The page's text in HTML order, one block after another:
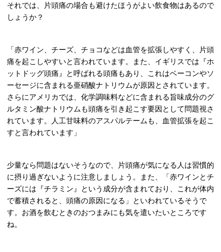
それでは、片頭痛の場合も避けたほうがよい飲食物はあるので
しょうか？
「赤ワイン、チーズ、チョコなどは血管を拡張しやすく、片頭
痛を起こしやすいと言われています。また、イギリスでは『ホ
ットドッグ頭痛』と呼ばれる頭痛もあり、これはベーコンやソ
ーセージに含まれる亜硝酸ナトリウムが原因とされています。
さらにアメリカでは、化学調味料などに含まれる旨味成分のグ
ルタミン酸ナトリウムも頭痛を引き起こす要因として問題視さ
れています。人工甘味料のアスパルテームも、血管拡張を起こ
すと言われています」
少量なら問題はないそうなので、片頭痛が気になる人は習慣的
に摂り過ぎないように注意しましょう。また、「赤ワインとチ
ーズには『チラミン』という成分が含まれており、これが体内
で蓄積されると、頭痛の原因になる」といわれているそうで
す。お酒を飲むときのおつまみにも気を遣いたいところです
ね。